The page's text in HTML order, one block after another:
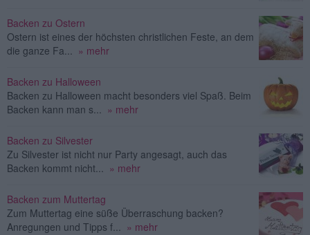
Backen zu Ostern
Ostern ist eines der höchsten christlichen Feste, an dem
die ganze Fa... » mehr
Backen zu Halloween
Backen zu Halloween macht besonders viel Spaß. Beim
Backen kann man s... » mehr
Backen zu Silvester
Zu Silvester ist nicht nur Party angesagt, auch das
Backen kommt nicht... » mehr
Backen zum Muttertag
Zum Muttertag eine süße Überraschung backen?
Anregungen und Tipps f... » mehr